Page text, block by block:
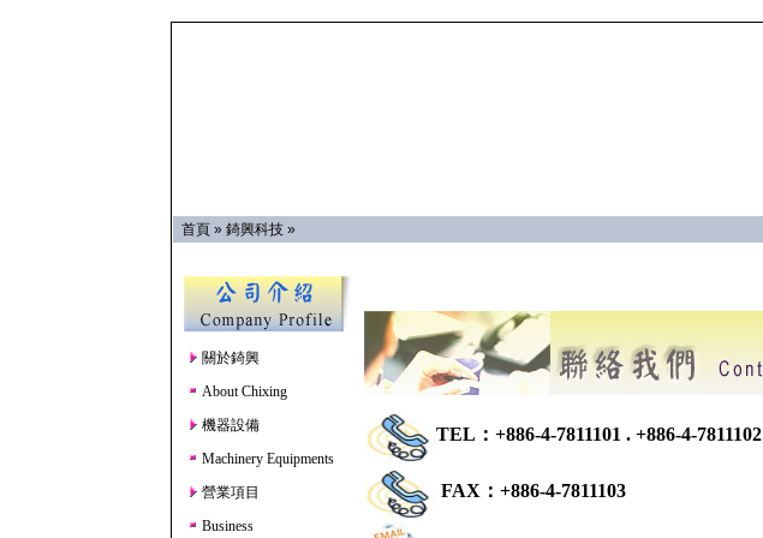
首頁 » 錡興科技 »
關於錡興
About Chixing
機器設備
Machinery Equipments
營業項目
Business
TEL：+886-4-7811101 . +886-4-7811102
FAX：+886-4-7811103